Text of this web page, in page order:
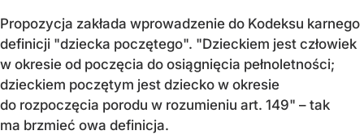
Propozycja zakłada wprowadzenie do Kodeksu karnego
definicji "dziecka poczętego". "Dzieckiem jest człowiek
w okresie od poczęcia do osiągnięcia pełnoletności;
dzieckiem poczętym jest dziecko w okresie
do rozpoczęcia porodu w rozumieniu art. 149" – tak
ma brzmieć owa definicja.